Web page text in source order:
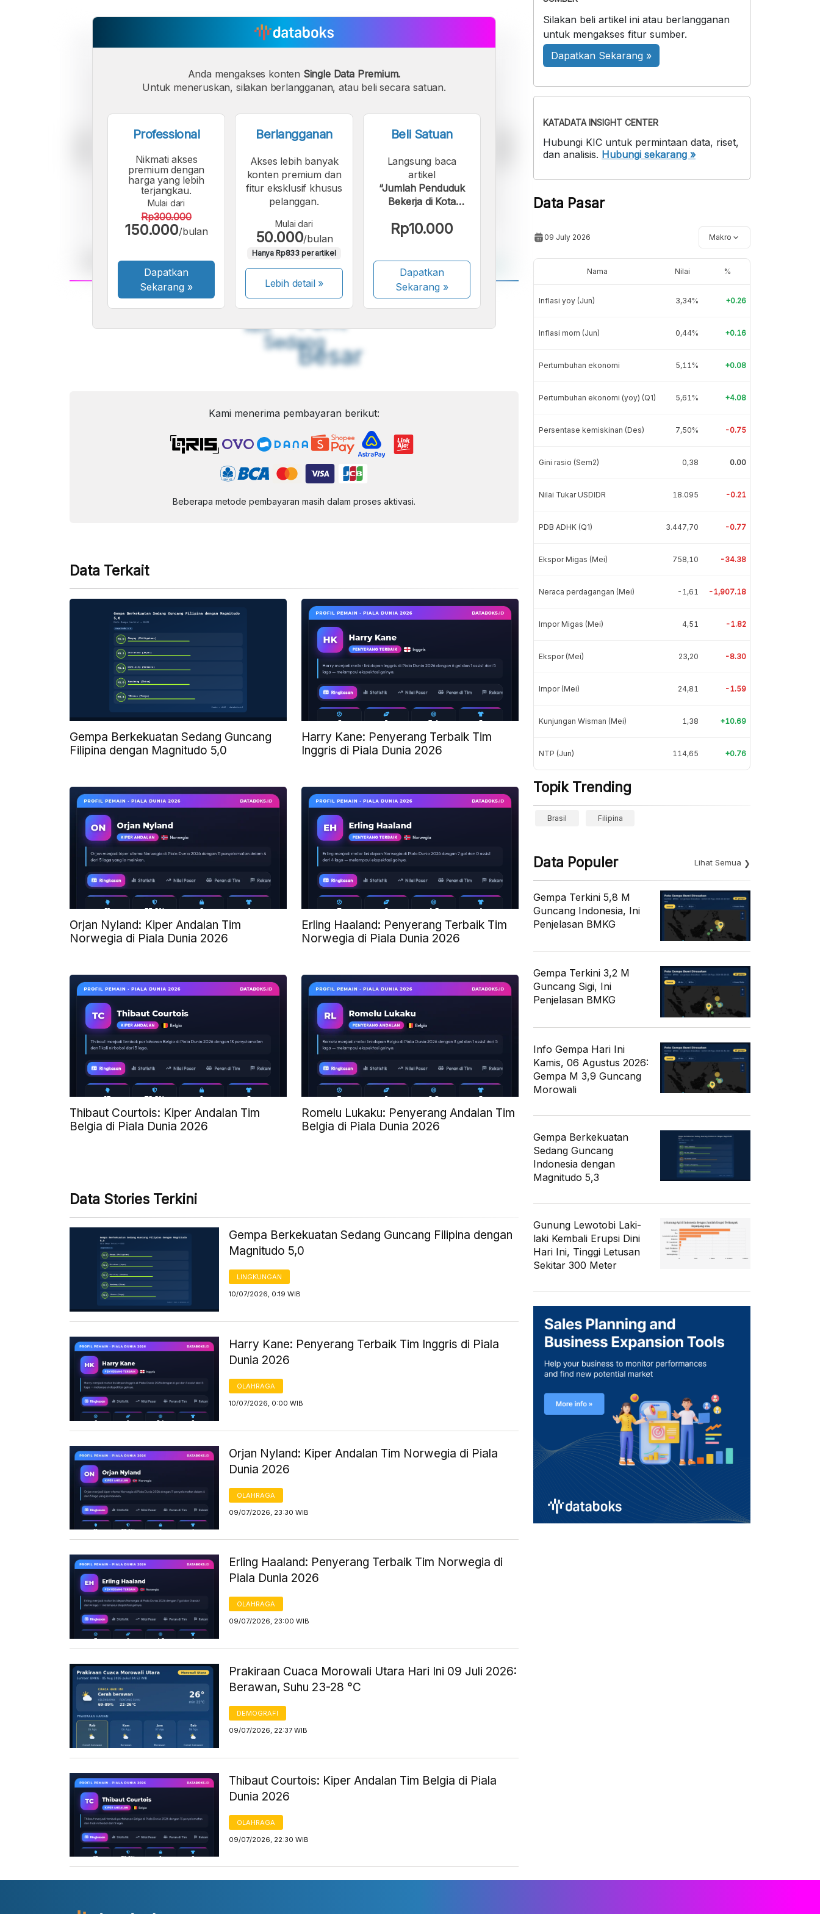
A
Font
Kecil
A
Sedang
A
Besar
Anda mengakses konten Single Data Premium.
Untuk meneruskan, silakan berlangganan, atau beli secara satuan.
Professional
Nikmati akses
premium dengan
harga yang lebih
terjangkau.
Mulai dari
Rp300.000
150.000/bulan
Dapatkan
Sekarang »
Berlangganan
Akses lebih banyak
konten premium dan
fitur eksklusif khusus
pelanggan.
Mulai dari
50.000/bulan
Hanya Rp833 per artikel
Lebih detail »
Beli Satuan
Langsung baca
artikel
“Jumlah Penduduk
Bekerja di Kota
Ribu dan Angka
Rp10.000
Dapatkan
Sekarang»
Kami menerima pembayaran berikut:
Beberapa metode pembayaran masih dalam proses aktivasi.
Data Terkait
Gempa Berkekuatan Sedang Guncang
Filipina dengan Magnitudo 5,0
Harry Kane: Penyerang Terbaik Tim
Inggris di Piala Dunia 2026
Orjan Nyland: Kiper Andalan Tim
Norwegia di Piala Dunia 2026
Erling Haaland: Penyerang Terbaik Tim
Norwegia di Piala Dunia 2026
Thibaut Courtois: Kiper Andalan Tim
Belgia di Piala Dunia 2026
Romelu Lukaku: Penyerang Andalan Tim
Belgia di Piala Dunia 2026
Data Stories Terkini
Gempa Berkekuatan Sedang Guncang Filipina dengan
Magnitudo 5,0
LINGKUNGAN
10/07/2026, 0:19 WIB
Harry Kane: Penyerang Terbaik Tim Inggris di Piala
Dunia 2026
OLAHRAGA
10/07/2026, 0:00 WIB
Orjan Nyland: Kiper Andalan Tim Norwegia di Piala
Dunia 2026
OLAHRAGA
09/07/2026, 23:30 WIB
Erling Haaland: Penyerang Terbaik Tim Norwegia di
Piala Dunia 2026
OLAHRAGA
09/07/2026, 23:00 WIB
Prakiraan Cuaca Morowali Utara Hari Ini 09 Juli 2026:
Berawan, Suhu 23-28 °C
DEMOGRAFI
09/07/2026, 22:37 WIB
Thibaut Courtois: Kiper Andalan Tim Belgia di Piala
Dunia 2026
OLAHRAGA
09/07/2026, 22:30 WIB
Silakan beli artikel ini atau berlangganan
untuk mengakses fitur sumber.
Dapatkan Sekarang »
KATADATA INSIGHT CENTER
Hubungi KIC untuk permintaan data, riset,
dan analisis. Hubungi sekarang »
Data Pasar
09 July 2026 Makro
Nama Nilai %
Inflasi yoy (Jun) 3,34% +0.26
Inflasi mom (Jun) 0,44% +0.16
Pertumbuhan ekonomi 5,11% +0.08
Pertumbuhan ekonomi (yoy) (Q1) 5,61% +4.08
Persentase kemiskinan (Des) 7,50% -0.75
Gini rasio (Sem2) 0,38 0.00
Nilai Tukar USDIDR 18.095 -0.21
PDB ADHK (Q1) 3.447,70 -0.77
Ekspor Migas (Mei) 758,10 -34.38
Neraca perdagangan (Mei) -1,61 -1,907.18
Impor Migas (Mei) 4,51 -1.82
Ekspor (Mei) 23,20 -8.30
Impor (Mei) 24,81 -1.59
Kunjungan Wisman (Mei) 1,38 +10.69
NTP (Jun) 114,65 +0.76
Topik Trending
Brasil Filipina
Data Populer Lihat Semua
Gempa Terkini 5,8 M
Guncang Indonesia, Ini
Penjelasan BMKG
Gempa Terkini 3,2 M
Guncang Sigi, Ini
Penjelasan BMKG
Info Gempa Hari Ini
Kamis, 06 Agustus 2026:
Gempa M 3,9 Guncang
Morowali
Gempa Berkekuatan
Sedang Guncang
Indonesia dengan
Magnitudo 5,3
Gunung Lewotobi Laki-
laki Kembali Erupsi Dini
Hari Ini, Tinggi Letusan
Sekitar 300 Meter